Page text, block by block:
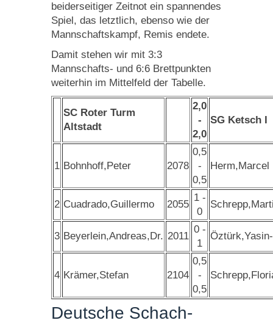
beiderseitiger Zeitnot ein spannendes
Spiel, das letztlich, ebenso wie der
Mannschaftskampf, Remis endete.
Damit stehen wir mit 3:3
Mannschafts- und 6:6 Brettpunkten
weiterhin im Mittelfeld der Tabelle.
SC Roter Turm
Altstadt
2,0
-
2,0
SG Ketsch I
1 Bohnhoff,Peter 2078
0,5
-
0,5
Herm,Marcel
2 Cuadrado,Guillermo 2055
1 -
0
3 Beyerlein,Andreas,Dr. 2011
0 -
1
4 Krämer,Stefan 2104
0,5
-
0,5
Deutsche Schach-